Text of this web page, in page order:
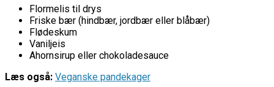
Flormelis til drys
Friske bær (hindbær, jordbær eller blåbær)
Flødeskum
Vaniljeis
Ahornsirup eller chokoladesauce
Læs også: Veganske pandekager